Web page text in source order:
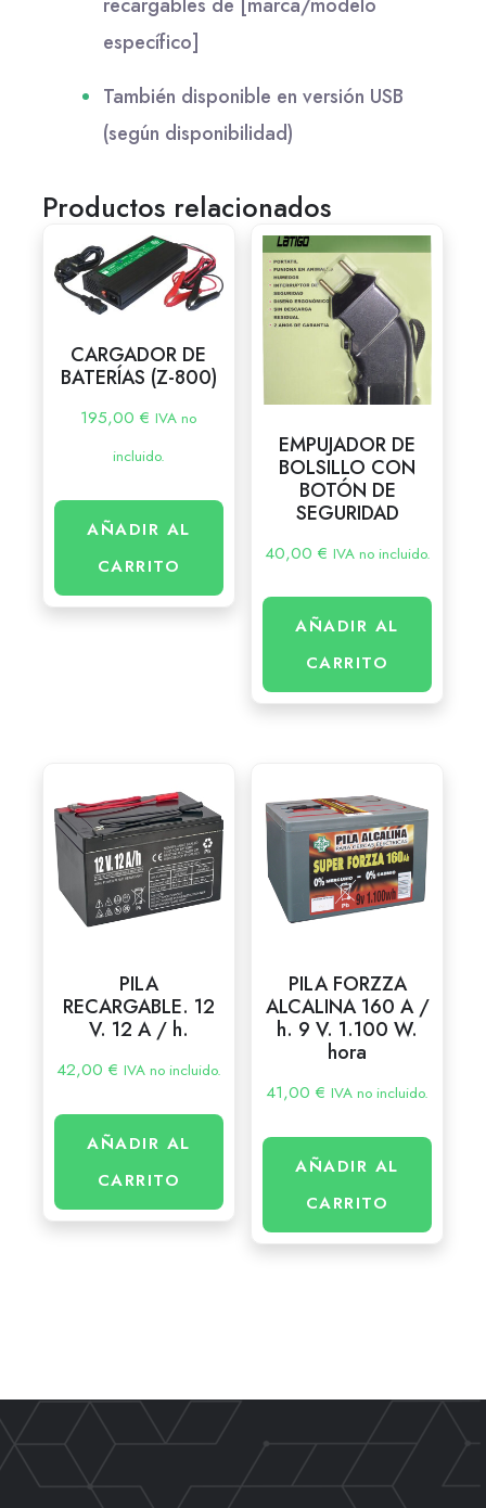
específico]
También disponible en versión USB
(según disponibilidad)
Productos relacionados
CARGADOR DE
BATERÍAS (Z-800)
195,00€ IVA no
incluido.
AÑADIR AL
CARRITO
EMPUJADOR DE
BOLSILLO CON
BOTÓN DE
SEGURIDAD
40,00 € IVA no incluido.
AÑADIR AL
CARRITO
PILA
RECARGABLE. 12
V. 12 A / h.
42,00 € IVA no incluido.
AÑADIR AL
CARRITO
PILA FORZZA
ALCALINA 160 A /
h. 9 V. 1.100 W.
hora
41,00€ IVA no incluido.
AÑADIR AL
CARRITO